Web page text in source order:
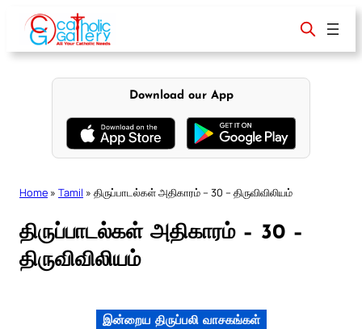
content
Download our App
Home » Tamil » திருப்பாடல்கள் அதிகாரம் – 30 – திருவிவிலியம்
திருப்பாடல்கள் அதிகாரம் – 30 –
திருவிவிலியம்
இன்றைய திருப்பலி வாசகங்கள்